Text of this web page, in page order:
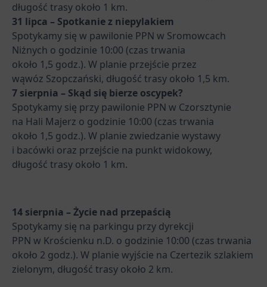
długość trasy około 1 km.
31 lipca – Spotkanie z niepylakiem
Spotykamy się w pawilonie PPN w Sromowcach
Niżnych o godzinie 10:00 (czas trwania
około 1,5 godz.). W planie przejście przez
wąwóz Szopczański, długość trasy około 1,5 km.
7 sierpnia – Skąd się bierze oscypek?
Spotykamy się przy pawilonie PPN w Czorsztynie
na Hali Majerz o godzinie 10:00 (czas trwania
około 1,5 godz.). W planie zwiedzanie wystawy
i bacówki oraz przejście na punkt widokowy,
długość trasy około 1 km.
14 sierpnia – Życie nad przepaścią
Spotykamy się na parkingu przy dyrekcji
PPN w Krościenku n.D. o godzinie 10:00 (czas trwania
około 2 godz.). W planie wyjście na Czertezik szlakiem
zielonym, długość trasy około 2 km.